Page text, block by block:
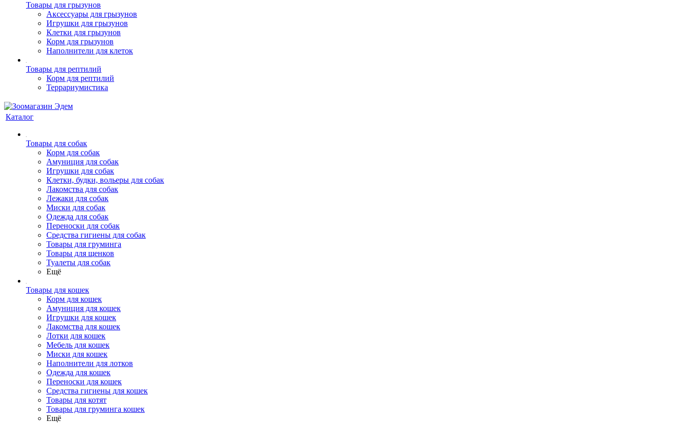
Товары для грызунов
Аксессуары для грызунов
Игрушки для грызунов
Клетки для грызунов
Корм для грызунов
Наполнители для клеток
Товары для рептилий
Корм для рептилий
Террариумистика
Каталог
Товары для собак
Корм для собак
Амуниция для собак
Игрушки для собак
Клетки, будки, вольеры для собак
Лакомства для собак
Лежаки для собак
Миски для собак
Одежда для собак
Переноски для собак
Средства гигиены для собак
Товары для груминга
Товары для щенков
Туалеты для собак
Ещё
Товары для кошек
Корм для кошек
Амуниция для кошек
Игрушки для кошек
Лакомства для кошек
Лотки для кошек
Мебель для кошек
Миски для кошек
Наполнители для лотков
Одежда для кошек
Переноски для кошек
Средства гигиены для кошек
Товары для котят
Товары для груминга кошек
Ещё